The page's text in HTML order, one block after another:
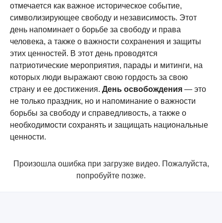
отмечается как важное историческое событие,
символизирующее свободу и независимость. Этот
день напоминает о борьбе за свободу и права
человека, а также о важности сохранения и защиты
этих ценностей. В этот день проводятся
патриотические мероприятия, парады и митинги, на
которых люди выражают свою гордость за свою
страну и ее достижения. День освобождения — это
не только праздник, но и напоминание о важности
борьбы за свободу и справедливость, а также о
необходимости сохранять и защищать национальные
ценности.
Произошла ошибка при загрузке видео. Пожалуйста,
попробуйте позже.